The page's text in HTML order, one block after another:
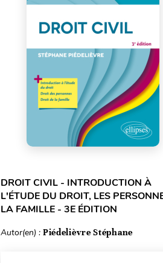
DROIT CIVIL - INTRODUCTION À
L'ÉTUDE DU DROIT, LES
LA FAMILLE - 3E ÉDITION
Autor(en) : Piédelièvre Stéphane